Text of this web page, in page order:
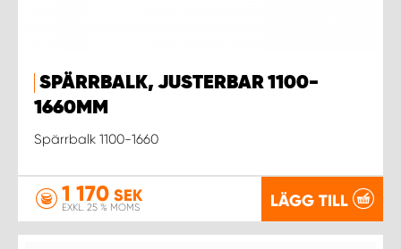
SPÄRRBALK, JUSTERBAR 1100-
1660MM
Spärrbalk 1100-1660
1 170 SEK
EXKL. 25 % MOMS LÄGG TILL